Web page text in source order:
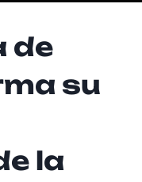
de
su
la